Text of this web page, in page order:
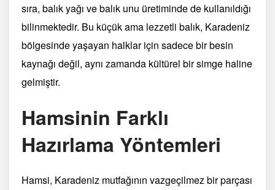
sıra, balık yağı ve balık unu üretiminde de kullanıldığı
bilinmektedir. Bu küçük ama lezzetli balık, Karadeniz
bölgesinde yaşayan halklar için sadece bir besin
kaynağı değil, aynı zamanda kültürel bir simge haline
gelmiştir.
Hamsinin Farklı
Hazırlama Yöntemleri
Hamsi, Karadeniz mutfağının vazgeçilmez bir parçası